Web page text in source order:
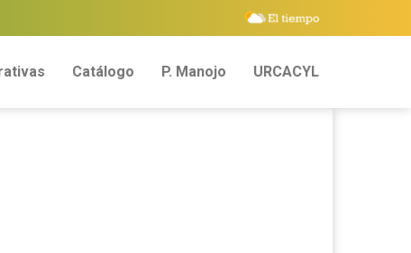
Catálogo P. Manojo URCACYL